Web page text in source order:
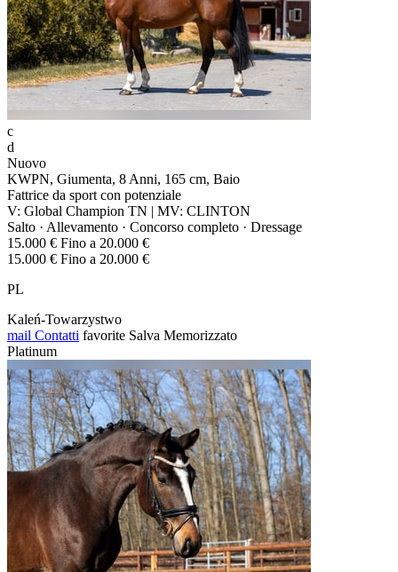
c
d
Nuovo
KWPN, Giumenta, 8 Anni, 165 cm, Baio
Fattrice da sport con potenziale
V: Global Champion TN | MV: CLINTON
Salto · Allevamento · Concorso completo · Dressage
15.000 € Fino a 20.000 €
15.000 € Fino a 20.000 €
PL
Kaleń-Towarzystwo
mail Contatti favorite Salva Memorizzato
Platinum